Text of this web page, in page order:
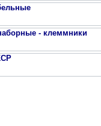
- клеммники